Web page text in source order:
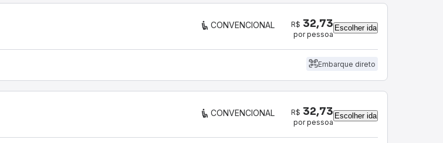
CONVENCIONAL R$ 32,73
por pessoa
Escolher ida
Embarque direto
CONVENCIONAL R$ 32,73
por pessoa
Escolher ida